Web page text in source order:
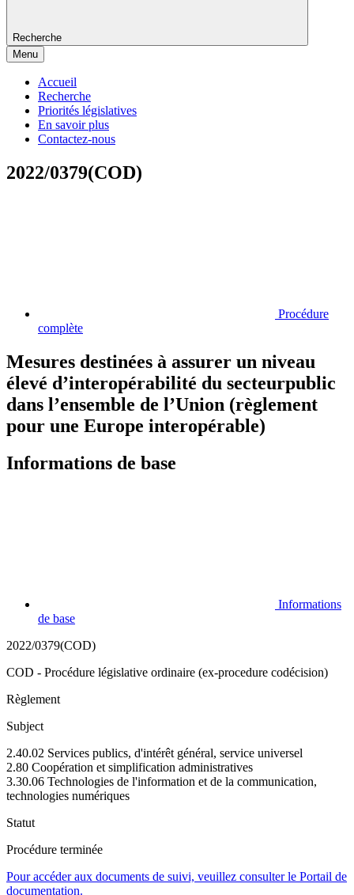
Recherche
Menu
Accueil
Recherche
Priorités législatives
En savoir plus
Contactez-nous
2022/0379(COD)
Procédure
complète
Mesures destinées à assurer un niveau
élevé d’interopérabilité du secteurpublic
dans l’ensemble de l’Union (règlement
pour une Europe interopérable)
Informations de base
Informations
de base
2022/0379(COD)
COD - Procédure législative ordinaire (ex-procedure codécision)
Règlement
Subject
2.40.02 Services publics, d'intérêt général, service universel
2.80 Coopération et simplification administratives
3.30.06 Technologies de l'information et de la communication,
technologies numériques
Statut
Procédure terminée
Pour accéder aux documents de suivi, veuillez consulter le Portail de
documentation.